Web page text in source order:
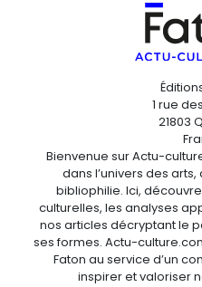
1 rue
21803
Bienvenue sur Actu-
dans l’univers des
bibliophilie. Ici,
culturelles, les analyses
nos articles décryptant le
ses formes. Actu-
Faton au service d’un
inspirer et valoriser